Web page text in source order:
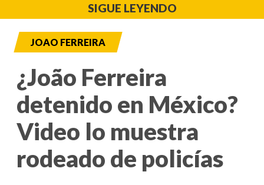
SIGUE LEYENDO
JOAO FERREIRA
¿João Ferreira
detenido en México?
Video lo muestra
rodeado de policías